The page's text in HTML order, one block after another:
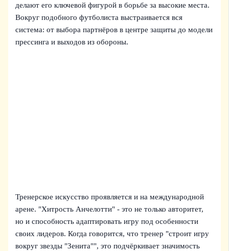
делают его ключевой фигурой в борьбе за высокие места.
Вокруг подобного футболиста выстраивается вся
система: от выбора партнёров в центре защиты до модели
прессинга и выходов из обороны.
Тренерское искусство проявляется и на международной
арене. "Хитрость Анчелотти" - это не только авторитет,
но и способность адаптировать игру под особенности
своих лидеров. Когда говорится, что тренер "строит игру
вокруг звезды "Зенита"", это подчёркивает значимость